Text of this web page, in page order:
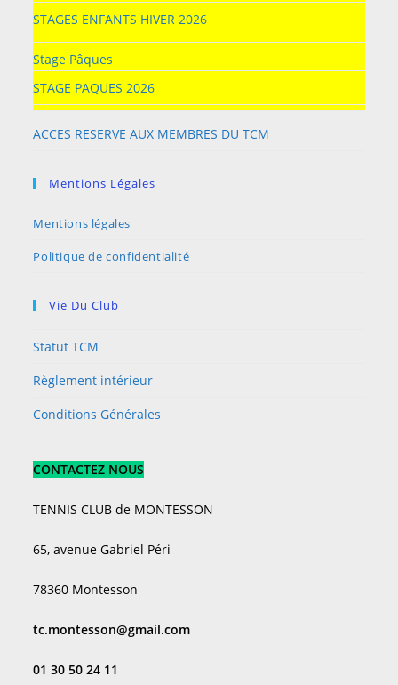
STAGES ENFANTS HIVER 2026
Stage Pâques
STAGE PAQUES 2026
ACCES RESERVE AUX MEMBRES DU TCM
Mentions Légales
Mentions légales
Politique de confidentialité
Vie Du Club
Statut TCM
Règlement intérieur
Conditions Générales
CONTACTEZ NOUS
TENNIS CLUB de MONTESSON
65, avenue Gabriel Péri
78360 Montesson
tc.montesson@gmail.com
01 30 50 24 11